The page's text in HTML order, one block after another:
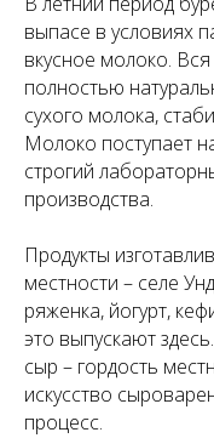
выпасе в условиях
вкусное молоко.
полностью
сухого молока,
Молоко поступает
строгий
производства.
Продукты
местности – селе
ряженка, йогурт,
это выпускают
сыр – гордость
искусство
процесс.